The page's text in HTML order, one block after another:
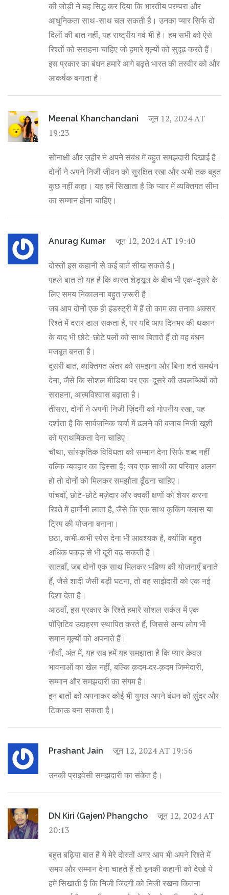
की जोड़ी ने यह सिद्ध कर दिया कि भारतीय परम्परा और
आधुनिकता साथ-साथ चल सकती है। उनका प्यार सिर्फ दो
दिलों की बात नहीं, यह राष्ट्रीय गर्व भी है। हम सभी को ऐसे
रिश्तों को सराहना चाहिए जो हमारे मूल्यों को सुदृढ़ करते हैं।
इस प्रकार का बंधन हमारे आगे बढ़ते भारत की तस्वीर को और
आकर्षक बनाता है।
Meenal Khanchandani
जून 12, 2024 AT
19:23
सोनाक्षी और ज़हीर ने अपने संबंध में बहुत समझदारी दिखाई है।
दोनों ने अपने निजी जीवन को सुरक्षित रखा और अभी तक बहुत
कुछ नहीं कहा। यह हमें सिखाता है कि प्यार में व्यक्तिगत सीमा
का सम्मान होना चाहिए।
Anurag Kumar जून 12, 2024 AT 19:40
दोस्तों इस कहानी से कई बातें सीख सकते हैं।
पहले बात तो यह है कि व्यस्त शेड्यूल के बीच भी एक-दूसरे के
लिए समय निकालना बहुत ज़रूरी है।
जब आप दोनों एक ही इंडस्ट्री में हैं तो काम का तनाव अक्सर
रिश्ते में दरार डाल सकता है, पर यदि आप दिनभर की थकान
के बाद भी छोटे-छोटे पलों को साथ बिताते हैं तो वह बंधन
मजबूत बनता है।
दूसरी बात, व्यक्तिगत अंतर को समझना और बिना शर्त समर्थन
देना, जैसे कि सोशल मीडिया पर एक-दूसरे की उपलब्धियों को
सराहना, आत्मविश्वास बढ़ाता है।
तीसरा, दोनों ने अपनी निजी ज़िंदगी को गोपनीय रखा, यह
दर्शाता है कि सार्वजनिक चर्चा में ढलने की बजाय निजी खुशी
को प्राथमिकता देना चाहिए।
चौथा, सांस्कृतिक विविधता को सम्मान देना सिर्फ शब्द नहीं
बल्कि व्यवहार का हिस्सा है; जब एक साथी का परिवार अलग
हो तो दोनों को मिलकर समझौता ढूँढना चाहिए।
पांचवाँ, छोटे-छोटे मज़ेदार और क्वर्की क्षणों को शेयर करना
रिश्ते में हार्मोनी लाता है, जैसे कि एक साथ कुकिंग क्लास या
ट्रिप की योजना बनाना।
छठा, कभी‑कभी स्पेस देना भी आवश्यक है, क्योंकि बहुत
अधिक पकड़ से भी दूरी बढ़ सकती है।
सातवाँ, जब दोनों एक साथ मिलकर भविष्य की योजनाएँ बनाते
हैं, जैसे शादी जैसी बड़ी घटना, तो वह साझेदारी को एक नई
दिशा देता है।
आठवाँ, इस प्रकार के रिश्ते हमारे सोशल सर्कल में एक
पॉज़िटिव उदाहरण स्थापित करते हैं, जिससे अन्य लोग भी
समान मूल्यों को अपनाते हैं।
नौवाँ, अंत में, यह सब हमें यह समझाता है कि प्यार केवल
भावनाओं का खेल नहीं, बल्कि क़दम‑दर‑क़दम जिम्मेदारी,
सम्मान और समझदारी का संगम है।
इन बातों को अपनाकर कोई भी युगल अपने बंधन को सुंदर और
टिकाऊ बना सकता है।
Prashant Jain जून 12, 2024 AT 19:56
उनकी प्राइवेसी समझदारी का संकेत है।
DN Kiri (Gajen) Phangcho
जून 12, 2024 AT
20:13
बहुत बढ़िया बात है ये मेरे दोस्तों अगर आप भी अपने रिश्ते में
समय और सम्मान देना चाहते हैं तो इनकी कहानी को देखो ये
हमें सिखाती है कि निजी जिंदगी को निजी रखना कितना